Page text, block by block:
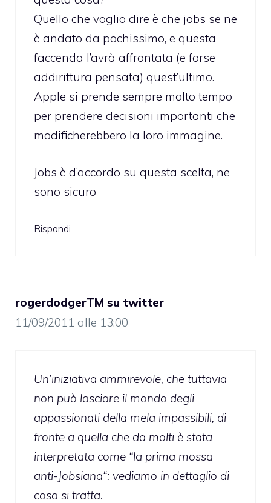
Quello che voglio dire è che jobs se ne
è andato da pochissimo, e questa
faccenda l’avrà affrontata (e forse
addirittura pensata) quest’ultimo.
Apple si prende sempre molto tempo
per prendere decisioni importanti che
modificherebbero la loro immagine.
Jobs è d’accordo su questa scelta, ne
sono sicuro
Rispondi
rogerdodgerTM su twitter
11/09/2011 alle 13:00
Un’iniziativa ammirevole, che tuttavia
non può lasciare il mondo degli
appassionati della mela impassibili, di
fronte a quella che da molti è stata
interpretata come “la prima mossa
anti-Jobsiana“: vediamo in dettaglio di
cosa si tratta.